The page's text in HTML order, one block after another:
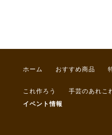
ホーム おすすめ商品
これ作ろう 手芸のあれこ
イベント情報